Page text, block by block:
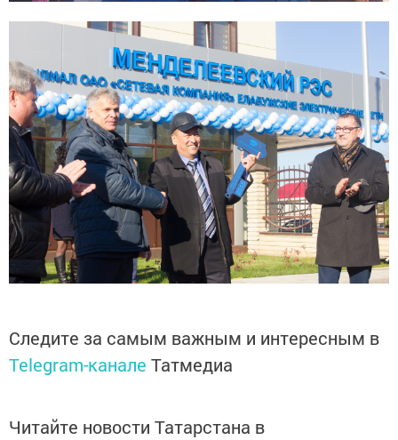
Следите за самым важным и интересным в
Telegram-канале Татмедиа
Читайте новости Татарстана в